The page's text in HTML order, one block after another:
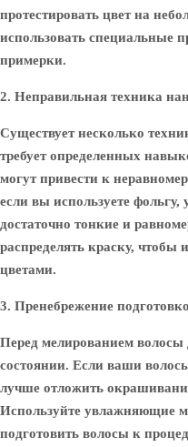
протестировать цвет на
использовать специальные
примерки.
2. Неправильная техника
Существует несколько
требует определенных
могут привести к
если вы используете фольгу,
достаточно тонкие и
распределять краску, чтобы
цветами.
3. Пренебрежение
Перед мелированием
состоянии. Если ваши
лучше отложить
Используйте увлажняющие
подготовить волосы к